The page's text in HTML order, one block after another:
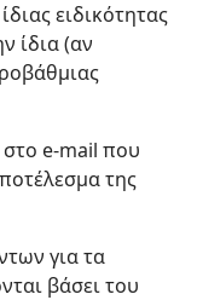
ειδικότητας
ίδια (αν
e-mail που
της
για τα
βάσει του